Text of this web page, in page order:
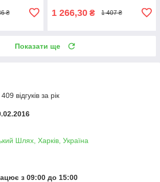
₴ 1 266,30 ₴ 1 407 ₴
Показати ще
відгуків за рік
Шлях, Харків, Україна
з 09:00 до 15:00